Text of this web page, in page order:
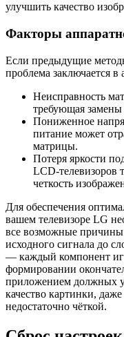
улучшить качество
Факторы
Если предыдущие
проблема заключается в
Неисправность
требующая замены
Пониженное
питание может
матрицы.
Потеря яркости
LCD-телевизоров
четкость
Для обеспечения
вашем телевизоре LG
все возможные причины
исходного сигнала до
— каждый компонент
формировании
приложением должных
качество картинки,
недостаточно чёткой.